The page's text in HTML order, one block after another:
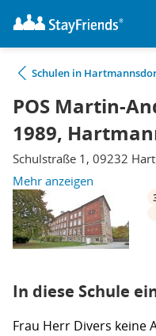
Schulen in
POS Martin-
1989,
Schulstraße 1, 09232
Mehr anzeigen
In diese Schule
Frau Herr Divers keine